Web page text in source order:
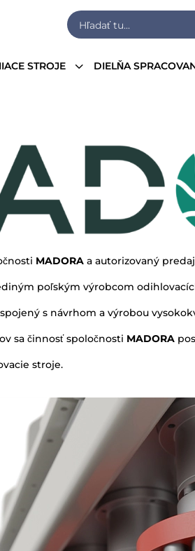
3
STROJE DIELŇA
MADORAa autorizovaný
poľským výrobcom
s návrhom a výrobou
sa činnosť spoločnosti MADORA
stroje.